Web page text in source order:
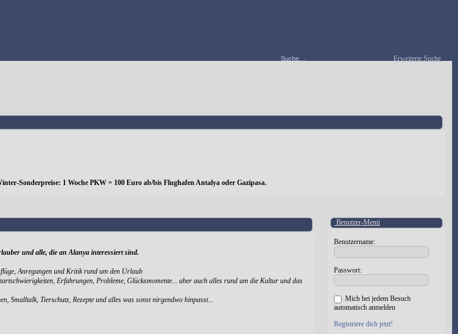
Erweiterte Suche
Sonderpreise: 1 Woche PKW = 100 Euro ab/bis Flughafen Antalya oder Gazipasa.
und alle, die an Alanya interessiert sind.
Anregungen und Kritik rund um den Urlaub
Erfahrungen, Probleme, Glücksmomente... aber auch alles rund um die Kultur und das
Smalltalk, Tierschutz, Rezepte und alles was sonst nirgendwo hinpasst...
Benutzer-Menü
Benutzername:
Passwort:
Mich bei jedem Besuch
automatisch anmelden
Registriere dich jetzt!